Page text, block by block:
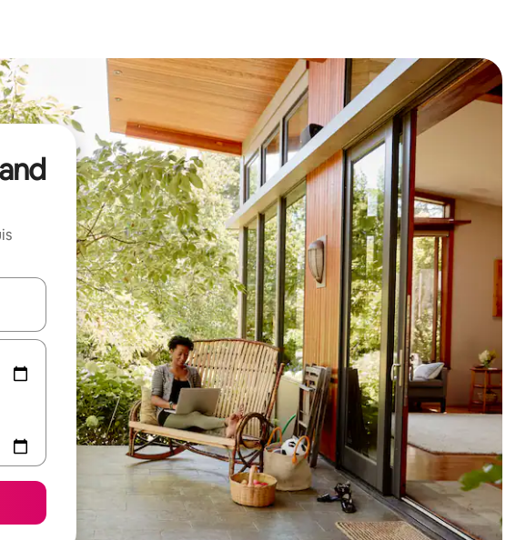
je een keuze met je de pijltjestoetsen omhoog en omlaag, óf door te tikken of swipen.